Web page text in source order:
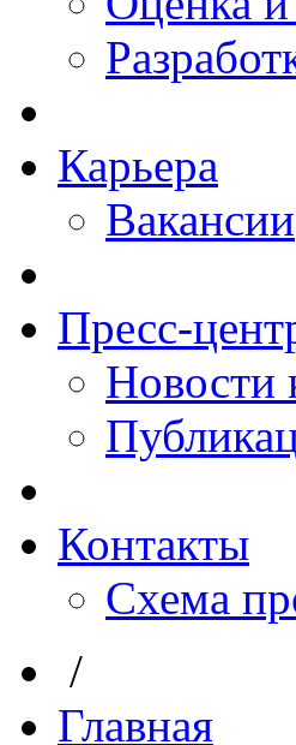
Карьера
Вакансии
Пресс-
Новости
Контакты
Схема
/
Главная